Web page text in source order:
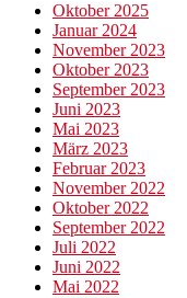
Oktober 2025
Januar 2024
November 2023
Oktober 2023
September 2023
Juni 2023
Mai 2023
März 2023
Februar 2023
November 2022
Oktober 2022
September 2022
Juli 2022
Juni 2022
Mai 2022